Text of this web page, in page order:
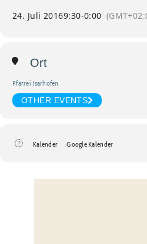
24. Juli 20169:30-0:00
Ort
Pfarrei Isarhofen
OTHER EVENTS
Kalender Google Kalender